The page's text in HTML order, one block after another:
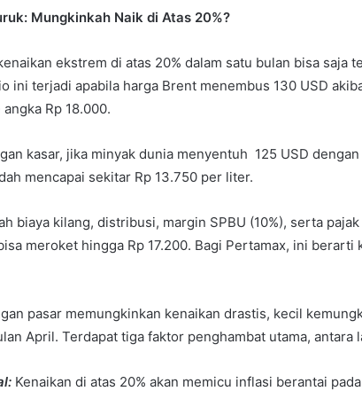
Mungkinkah Naik di Atas 20%?
ekstrem di atas 20% dalam satu bulan bisa saja
ini terjadi apabila harga Brent menembus 130 USD
Rp 18.000.
kasar, jika minyak dunia menyentuh 125 USD
mencapai sekitar Rp 13.750 per liter.
biaya kilang, distribusi, margin SPBU (10%), serta pajak
meroket hingga Rp 17.200. Bagi Pertamax, ini berarti
pasar memungkinkan kenaikan drastis, kecil
April. Terdapat tiga faktor penghambat utama, antara
Kenaikan di atas 20% akan memicu inflasi berantai